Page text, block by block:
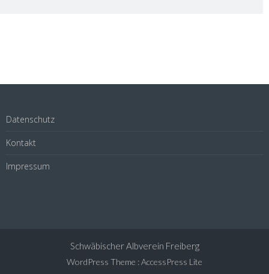
Datenschutz
Kontakt
Impressum
Schwäbischer Albverein Freiberg
WordPress Theme :AccessPress Lite